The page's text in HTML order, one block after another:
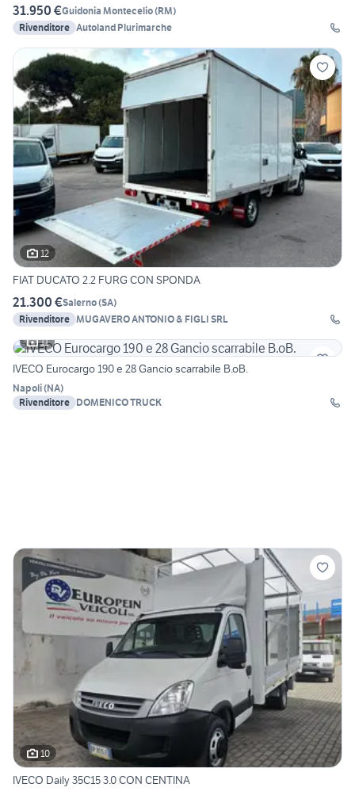
31.950 €Guidonia Montecelio(RM)
Rivenditore Autoland Plurimarche
12
FIAT DUCATO 2.2 FURG CON SPONDA
21.300 €Salerno(SA)
Rivenditore MUGAVERO ANTONIO & FIGLI SRL
11
IVECO Eurocargo 190 e 28 Gancio scarrabile B.oB.
Napoli(NA)
Rivenditore DOMENICO TRUCK
10
IVECO Daily 35C15 3.0 CON CENTINA